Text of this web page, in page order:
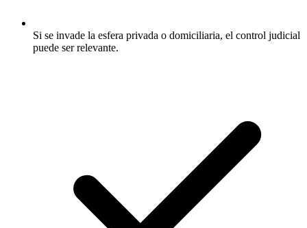
Si se invade la esfera privada o domiciliaria, el control judicial
puede ser relevante.